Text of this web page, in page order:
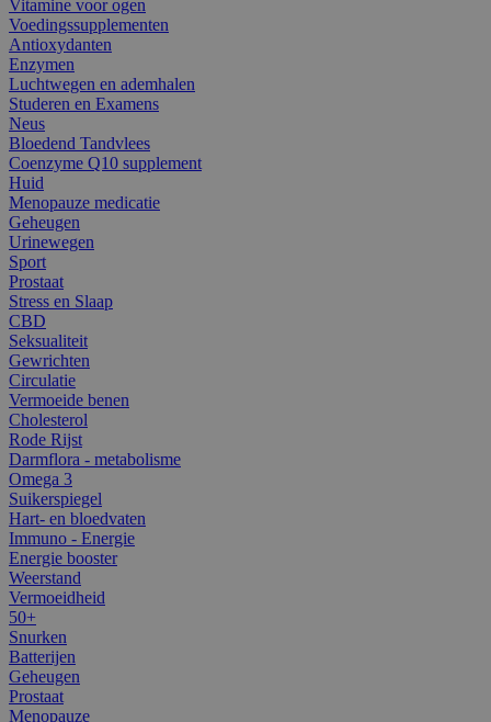
Vitamine voor ogen
Voedingssupplementen
Antioxydanten
Enzymen
Luchtwegen en ademhalen
Studeren en Examens
Neus
Bloedend Tandvlees
Coenzyme Q10 supplement
Huid
Menopauze medicatie
Geheugen
Urinewegen
Sport
Prostaat
Stress en Slaap
CBD
Seksualiteit
Gewrichten
Circulatie
Vermoeide benen
Cholesterol
Rode Rijst
Darmflora - metabolisme
Omega 3
Suikerspiegel
Hart- en bloedvaten
Immuno - Energie
Energie booster
Weerstand
Vermoeidheid
50+
Snurken
Batterijen
Geheugen
Prostaat
Menopauze